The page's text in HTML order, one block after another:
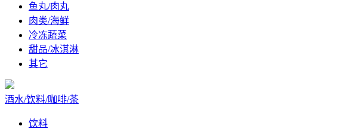
鱼丸/肉丸
肉类/海鲜
冷冻蔬菜
甜品/冰淇淋
其它
酒水/饮料/咖啡/茶
饮料